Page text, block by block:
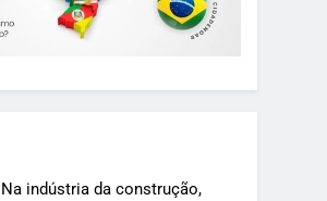
Na indústria da construção,